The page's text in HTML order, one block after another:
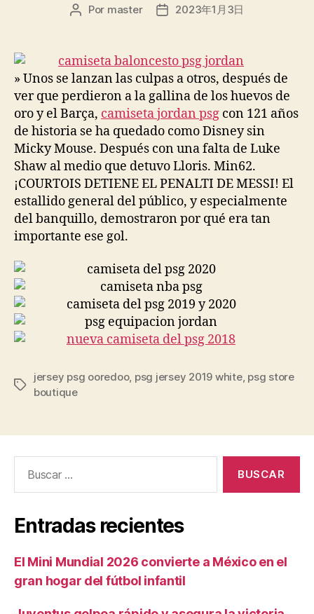
Autor
entrada
Por master
Fecha
entrada
2023年1月3日
» Unos se lanzan las culpas a otros, después de
ver que perdieron a la gallina de los huevos de
oro y el Barça, camiseta jordan psg con 121 años
de historia se ha quedado como Disney sin
Micky Mouse. Después con una falta de Luke
Shaw al medio que detuvo Lloris. Min62.
¡COURTOIS DETIENE EL PENALTI DE MESSI! El
estallido general del público, y especialmente
del banquillo, demostraron por qué era tan
importante ese gol.
Etiquetas
jersey psg ooredoo, psg jersey 2019 white, psg store
boutique
Entradas recientes
El Mini Mundial 2026 convierte a México en el
gran hogar del fútbol infantil